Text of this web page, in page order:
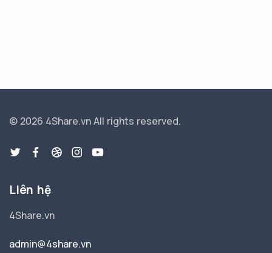
© 2026 4Share.vnAll rights reserved.
Liên hệ
4Share.vn
admin@4share.vn